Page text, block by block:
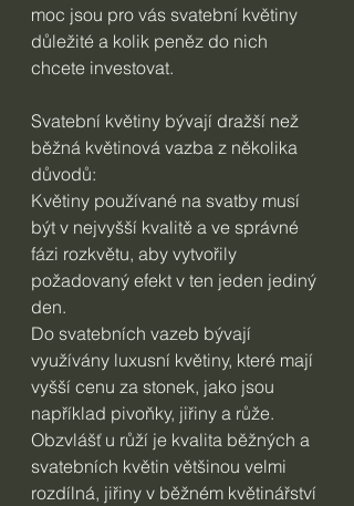
moc jsou pro vás svatební květiny
důležité a kolik peněz do nich
chcete investovat.
Svatební květiny bývají dražší než
běžná květinová vazba z několika
důvodů:
Květiny používané na svatby musí
být v nejvyšší kvalitě a ve správné
fázi rozkvětu, aby vytvořily
požadovaný efekt v ten jeden jediný
den.
Do svatebních vazeb bývají
využívány luxusní květiny, které mají
vyšší cenu za stonek, jako jsou
například pivoňky, jiřiny a růže.
Obzvlášť u růží je kvalita běžných a
svatebních květin většinou velmi
rozdílná, jiřiny v běžném květinářství